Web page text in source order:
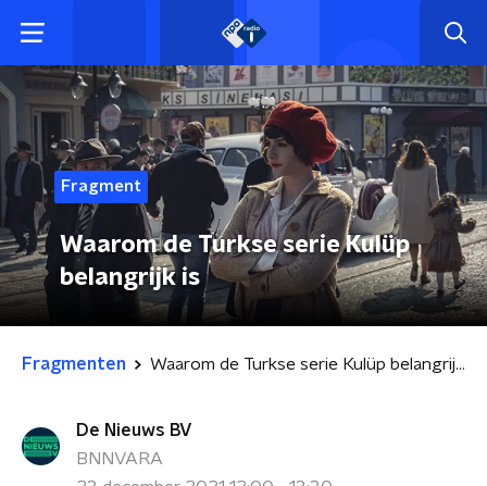
Fragment
Waarom de Turkse serie Kulüp
belangrijk is
Fragmenten Waarom de Turkse serie Kulüp belangrijk is
De Nieuws BV
BNNVARA